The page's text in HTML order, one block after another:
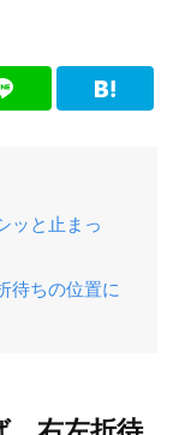
ッと止まっ
待ちの位置に